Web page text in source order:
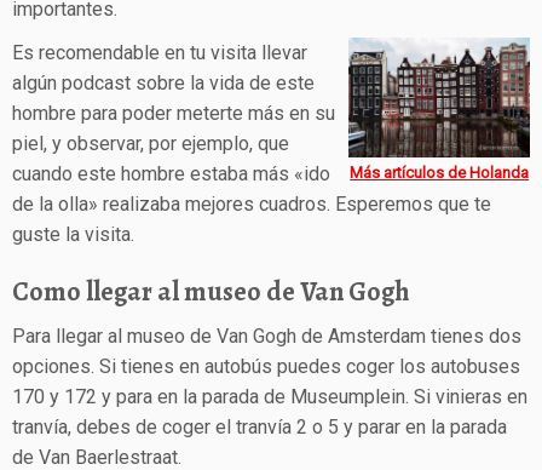
importantes.
Más artículos de Holanda
Es recomendable en tu visita llevar
algún podcast sobre la vida de este
hombre para poder meterte más en su
piel, y observar, por ejemplo, que
cuando este hombre estaba más «ido
de la olla» realizaba mejores cuadros. Esperemos que te
guste la visita.
Como llegar al museo de Van Gogh
Para llegar al museo de Van Gogh de Amsterdam tienes dos
opciones. Si tienes en autobús puedes coger los autobuses
170 y 172 y para en la parada de Museumplein. Si vinieras en
tranvía, debes de coger el tranvía 2 o 5 y parar en la parada
de Van Baerlestraat.